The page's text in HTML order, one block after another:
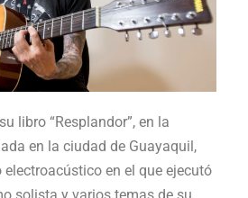
libro “Resplandor”, en la
en la ciudad de Guayaquil,
en el que ejecutó